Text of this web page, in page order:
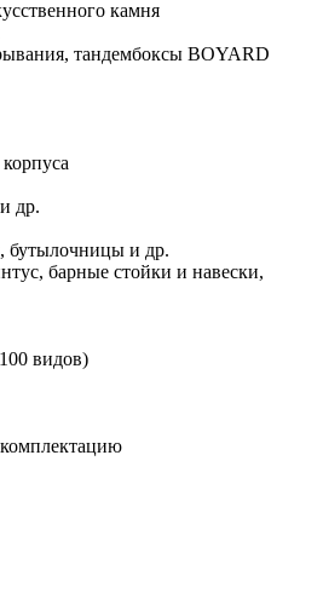
камня
тандембоксы BOYARD
др.
бутылочницы и др.
барные стойки и навески,
видов)
комплектацию